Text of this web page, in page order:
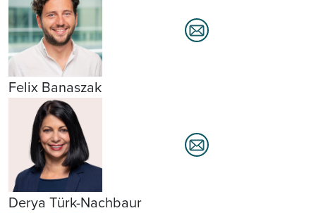
Felix Banaszak
Derya Türk-Nachbaur